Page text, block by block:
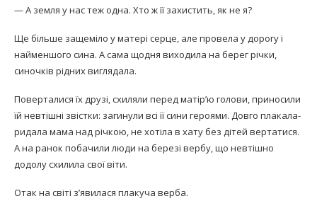
— А земля у нас теж одна. Хто ж її захистить, як не я?
Ще більше защеміло у матері серце, але провела у дорогу і
найменшого сина. А сама щодня виходила на берег річки,
синочків рідних виглядала.
Поверталися їх друзі, схиляли перед матір’ю голови, приносили
їй невтішні звістки: загинули всі її сини героями. Довго плакала-
ридала мама над річкою, не хотіла в хату без дітей вертатися.
А на ранок побачили люди на березі вербу, що невтішно
додолу схилила свої віти.
Отак на світі з’явилася плакуча верба.